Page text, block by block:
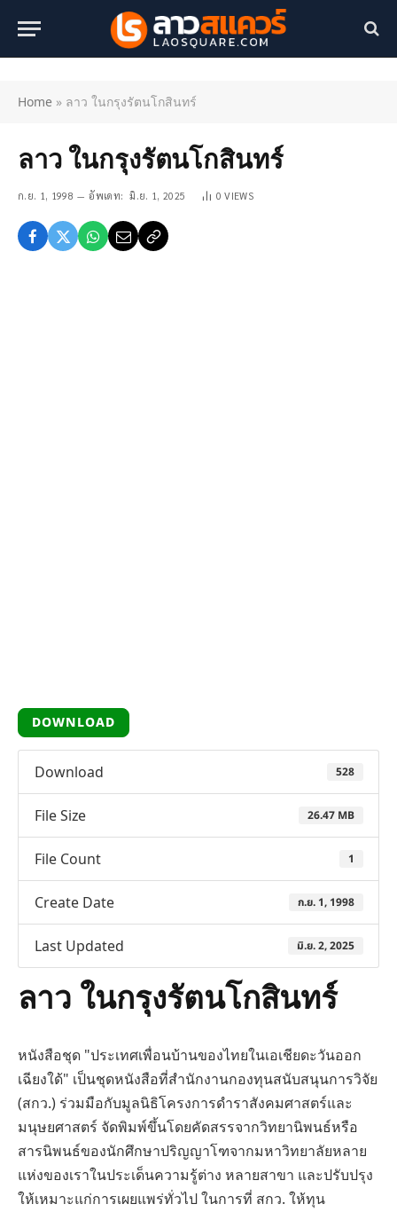
Home » ลาว ในกรุงรัตนโกสินทร์
ลาว ในกรุงรัตนโกสินทร์
ก.ย. 1, 1998 อัพเดท: มิ.ย. 1, 2025 0VIEWS
DOWNLOAD
Download 528
File Size 26.47 MB
File Count 1
Create Date ก.ย. 1, 1998
Last Updated มิ.ย. 2, 2025
ลาว ในกรุงรัตนโกสินทร์
หนังสือชุด "ประเทศเพื่อนบ้านของไทยในเอเชียดะวันออก
เฉียงใด้" เป็นชุดหนังสือที่สำนักงานกองทุนสนับสนุนการวิจัย
(สกว.) ร่วมมือกับมูลนิธิโครงการดำราสังคมศาสตร์และ
มนุษยศาสตร์ จัดพิมพ์ขึ้นโดยคัดสรรจากวิทยานิพนธ์หรือ
สารนิพนธ์ของนักศึกษาปริญญาโฑจากมหาวิทยาลัยหลาย
แห่งของเราในประเด็นความรู้ต่าง หลายสาขา และปรับปรุง
ให้เหมาะแก่การเผยแพร่ทั่วไป ในการที่ สกว. ให้ทุน